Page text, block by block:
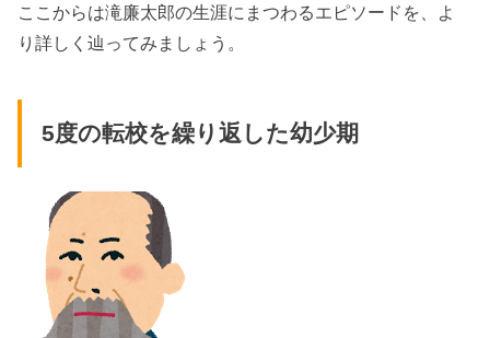
ここからは滝廉太郎の生涯にまつわるエピソードを、よ
り詳しく辿ってみましょう。
5度の転校を繰り返した幼少期